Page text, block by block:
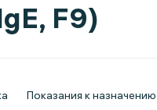
F9)
Показания к назначению